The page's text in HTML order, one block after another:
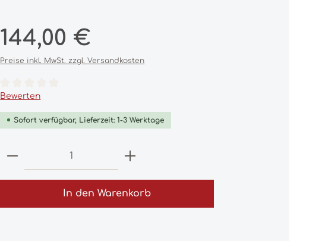
Regulärer Preis:
144,00 €
Preise inkl. MwSt. zzgl. Versandkosten
Durchschnittliche Bewertung von 0 von 5 Sternen
Bewerten
Sofort verfügbar, Lieferzeit: 1-3 Werktage
Produkt Anzahl: Gib den gewünschten
In den Warenkorb